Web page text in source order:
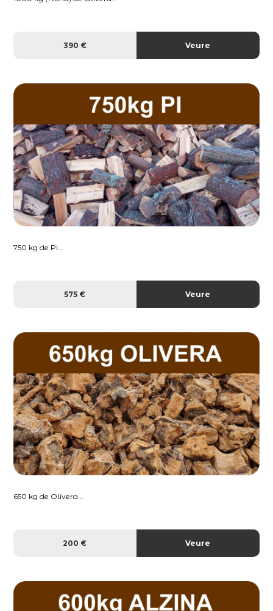
390 € Veure
750 kg de Pi...
575 € Veure
650 kg de Olivera...
200 € Veure